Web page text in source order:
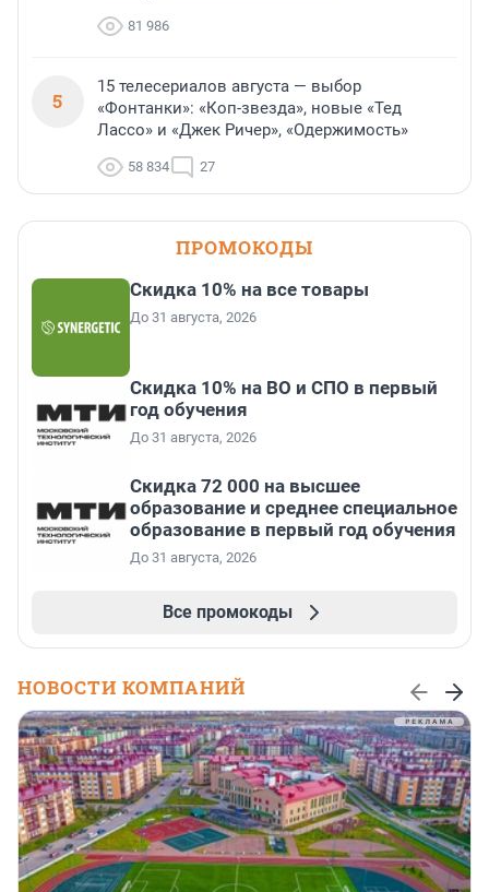
81 986
5
15 телесериалов августа — выбор
«Фонтанки»: «Коп-звезда», новые «Тед
Лассо» и «Джек Ричер», «Одержимость»
58 834 27
ПРОМОКОДЫ
Скидка 10% на все товары
До 31 августа, 2026
Скидка 10% на ВО и СПО в первый
год обучения
До 31 августа, 2026
Скидка 72 000 на высшее
образование и среднее специальное
образование в первый год обучения
До 31 августа, 2026
Все промокоды
НОВОСТИ КОМПАНИЙ